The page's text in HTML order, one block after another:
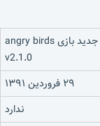
نسخه جدید بازی angry birds
v2.1.0
۲۹ فروردین ۱۳۹۱
ندارد